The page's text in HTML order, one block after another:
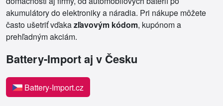
akumulátory do elektroniky a náradia. Pri nákupe môžete
často ušetriť vďakazľavovým kódom, kupónom a
prehľadným akciám.
Battery-Import aj v Česku
Battery-Import.cz